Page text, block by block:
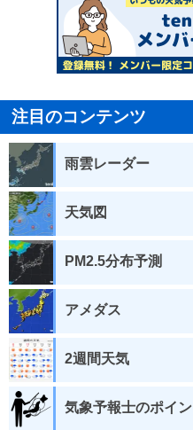
注目のコンテンツ
雨雲レーダー
天気図
PM2.5分布予測
アメダス
2週間天気
気象予報士のポイ